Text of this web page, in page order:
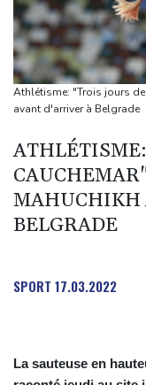
Ankara et
Foot: le père et
Hongrie : le "juge
Magyar pour
Euro de natation:
quatre nages
Angleterre: le milieu
Tour de France: la
abandonne avant la
Athlétisme: "Trois jours
avant d'arriver à Belgrade
MAHUCHIKH
BELGRADE
SPORT 17.03.2022
La sauteuse en